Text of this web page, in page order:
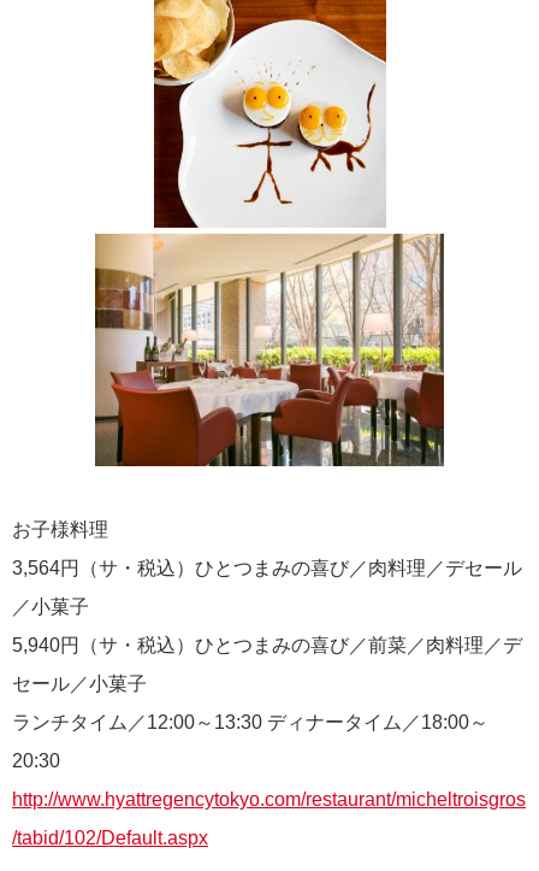
お子様料理
3,564円（サ・税込）ひとつまみの喜び／肉料理／デセール
／小菓子
5,940円（サ・税込）ひとつまみの喜び／前菜／肉料理／デ
セール／小菓子
ランチタイム／12:00～13:30 ディナータイム／18:00～
20:30
http://www.hyattregencytokyo.com/restaurant/micheltroisgros
/tabid/102/Default.aspx